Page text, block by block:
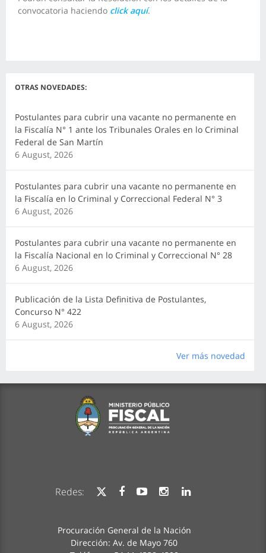
convocatoria haciendo click aquí.
OTRAS NOVEDADES:
Postulantes para cubrir una vacante no permanente en
la Fiscalía N° 1 ante los Tribunales Orales en lo Criminal
Federal de San Martín
6 August, 2026
Postulantes para cubrir una vacante no permanente en
la Fiscalía en lo Criminal y Correccional Federal N° 3
6 August, 2026
Postulantes para cubrir una vacante no permanente en
la Fiscalía Nacional en lo Criminal y Correccional N° 28
6 August, 2026
Publicación de la Lista Definitiva de Postulantes,
Concurso N° 422
6 August, 2026
Ver más novedad
Redes:
Procuración General de la Nación
Dirección: Av. de Mayo 760